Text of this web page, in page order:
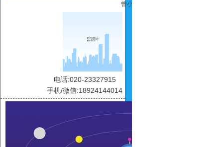
曾小丽
电话:020-23327915
手机/微信:18924144014